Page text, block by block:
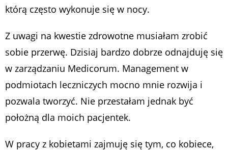
którą często wykonuje się w nocy.
Z uwagi na kwestie zdrowotne musiałam zrobić
sobie przerwę. Dzisiaj bardzo dobrze odnajduję się
w zarządzaniu Medicorum. Management w
podmiotach leczniczych mocno mnie rozwija i
pozwala tworzyć. Nie przestałam jednak być
położną dla moich pacjentek.
W pracy z kobietami zajmuję się tym, co kobiece,